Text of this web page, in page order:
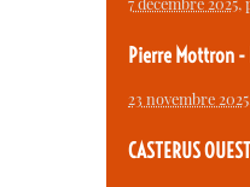
Pierre Mottron
23 novembre 2025
CASTERUS